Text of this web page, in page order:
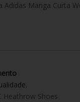
Adidas Manga Curta
Heathrow Shoes